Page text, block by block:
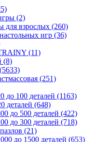
(2)
для взрослых (260)
игр (36)
(11)
(8)
(5633)
(251)
до 100 деталей (1163)
деталей (648)
до 500 деталей (422)
до 300 деталей (718)
(21)
до 1500 деталей (653)